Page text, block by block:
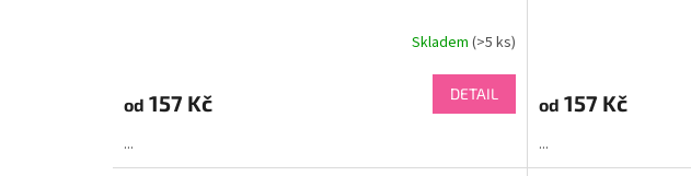
Skladem(>5 ks)
od 157 Kč DETAIL
...
od 157 Kč
...